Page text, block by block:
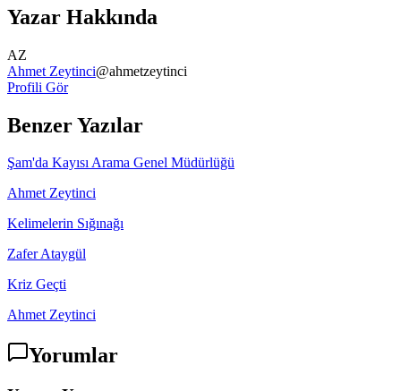
Yazar Hakkında
AZ
Ahmet Zeytinci@ahmetzeytinci
Profili Gör
Benzer Yazılar
Şam'da Kayısı Arama Genel Müdürlüğü
Ahmet Zeytinci
Kelimelerin Sığınağı
Zafer Ataygül
Kriz Geçti
Ahmet Zeytinci
Yorumlar